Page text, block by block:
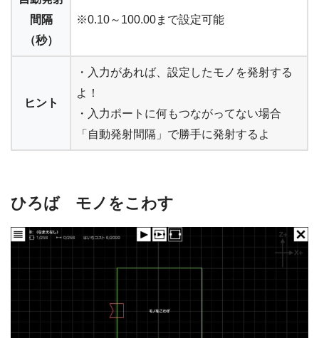
間隔
（秒）
※0.10～100.00まで設定可能
ヒント
・入力があれば、設定したモノを発射する
よ！
・入力ポートに何もつながってない場合
「自動発射間隔」で勝手に発射するよ
ひろば モノをこわす